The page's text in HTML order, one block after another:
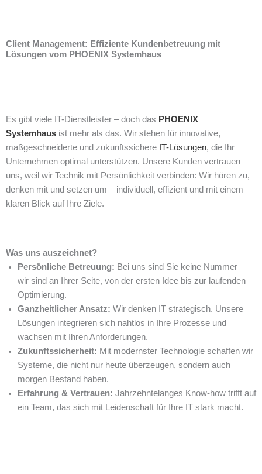
Client Management: Effiziente Kundenbetreuung mit
Lösungen vom PHOENIX Systemhaus
Es gibt viele IT-Dienstleister – doch das PHOENIX
Systemhaus ist mehr als das. Wir stehen für innovative,
maßgeschneiderte und zukunftssichere IT-Lösungen, die Ihr
Unternehmen optimal unterstützen. Unsere Kunden vertrauen
uns, weil wir Technik mit Persönlichkeit verbinden: Wir hören zu,
denken mit und setzen um – individuell, effizient und mit einem
klaren Blick auf Ihre Ziele.
Was uns auszeichnet?
Persönliche Betreuung: Bei uns sind Sie keine Nummer –
wir sind an Ihrer Seite, von der ersten Idee bis zur laufenden
Optimierung.
Ganzheitlicher Ansatz: Wir denken IT strategisch. Unsere
Lösungen integrieren sich nahtlos in Ihre Prozesse und
wachsen mit Ihren Anforderungen.
Zukunftssicherheit: Mit modernster Technologie schaffen wir
Systeme, die nicht nur heute überzeugen, sondern auch
morgen Bestand haben.
Erfahrung & Vertrauen: Jahrzehntelanges Know-how trifft auf
ein Team, das sich mit Leidenschaft für Ihre IT stark macht.